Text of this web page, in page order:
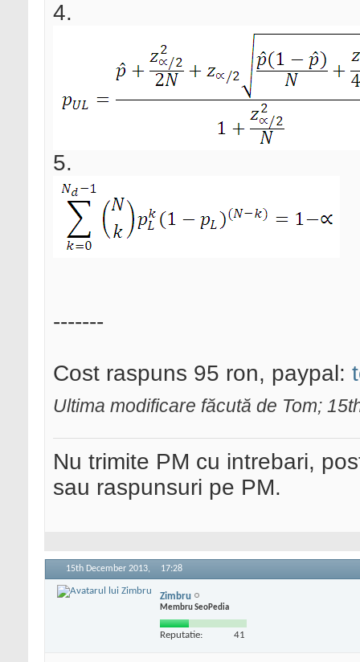
4.
5.
-------
Cost raspuns 95 ron, paypal:
Ultima modificare făcută de Tom;
Nu trimite PM cu intrebari,
sau raspunsuri pe PM.
15th December 2013, 17:28
Zimbru
Membru SeoPedia
Reputatie: 41